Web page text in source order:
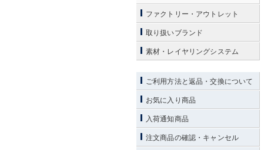
ファクトリー・アウトレット
取り扱いブランド
素材・レイヤリングシステム
ご利用方法と返品・交換について
お気に入り商品
入荷通知商品
注文商品の確認・キャンセル